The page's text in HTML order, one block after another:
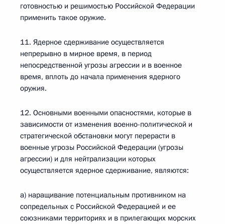
готовностью и решимостью Российской Федерации
применить такое оружие.
11. Ядерное сдерживание осуществляется
непрерывно в мирное время, в период
непосредственной угрозы агрессии и в военное
время, вплоть до начала применения ядерного
оружия.
12. Основными военными опасностями, которые в
зависимости от изменения военно-политической и
стратегической обстановки могут перерасти в
военные угрозы Российской Федерации (угрозы
агрессии) и для нейтрализации которых
осуществляется ядерное сдерживание, являются:
а) наращивание потенциальным противником на
сопредельных с Российской Федерацией и ее
союзниками территориях и в прилегающих морских